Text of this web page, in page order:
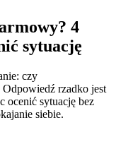
4
sytuację
czy
rzadko jest
ocenić sytuację bez
siebie.